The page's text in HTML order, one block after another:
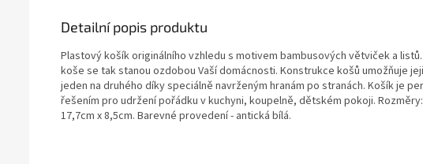
Detailní popis produktu
Plastový košík originálního vzhledu s motivem bambusových větviček a
koše se tak stanou ozdobou Vaší domácnosti. Konstrukce košů umožňuje
jeden na druhého díky speciálně navrženým hranám po stranách. Košík je
řešením pro udržení pořádku v kuchyni, koupelně, dětském pokoji.
17,7cm x 8,5cm. Barevné provedení - antická bílá.